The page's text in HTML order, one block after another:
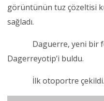
görüntünün tuz çözeltisi
sağladı.
Daguerre, yeni bir
Dagerreyotip’i buldu.
İlk otoportre çekildi.